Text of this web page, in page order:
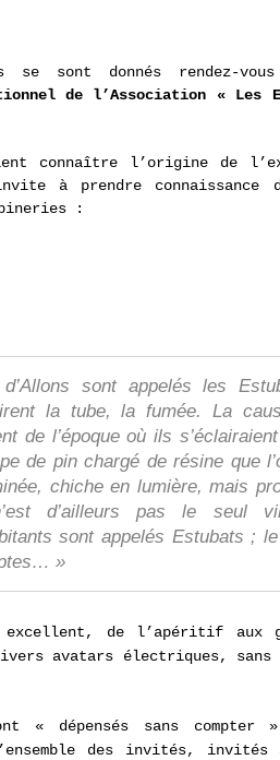
se sont donnés rendez-
de l’Association « Les
connaître l’origine de
à prendre connaissance
:
sont appelés les
la tube, la fumée. La
de l’époque où ils
de pin chargé de résine que
chiche en lumière, mais
d’ailleurs pas le seul
sont appelés Estubats ;
»
excellent, de l’apéritif aux
avatars électriques,
« dépensés sans compter
des invités, invités